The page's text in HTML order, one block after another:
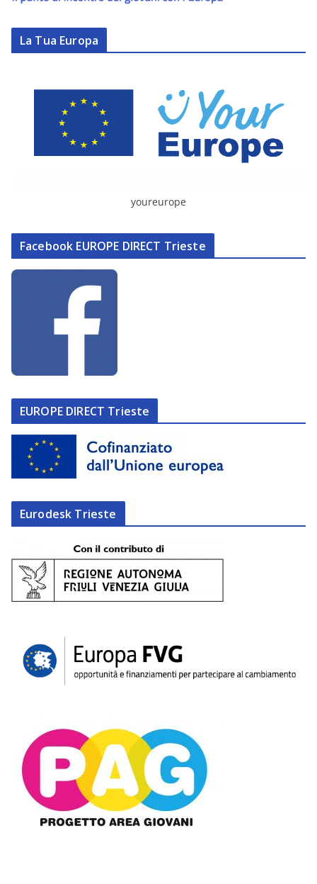
La Tua Europa
youreurope
Facebook EUROPE DIRECT Trieste
EUROPE DIRECT Trieste
Eurodesk Trieste